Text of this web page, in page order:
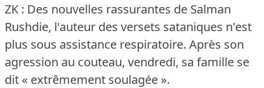
ZK : Des nouvelles rassurantes de Salman
Rushdie, l'auteur des versets sataniques n'est
plus sous assistance respiratoire. Après son
agression au couteau, vendredi, sa famille se
dit « extrêmement soulagée ».